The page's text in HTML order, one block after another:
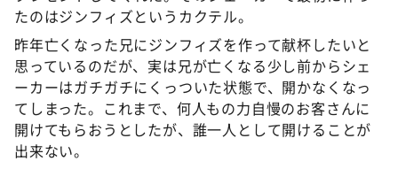
たのはジンフィズというカクテル。
昨年亡くなった兄にジンフィズを作って献杯したいと
思っているのだが、実は兄が亡くなる少し前からシェ
ーカーはガチガチにくっついた状態で、開かなくなっ
てしまった。これまで、何人もの力自慢のお客さんに
開けてもらおうとしたが、誰一人として開けることが
出来ない。